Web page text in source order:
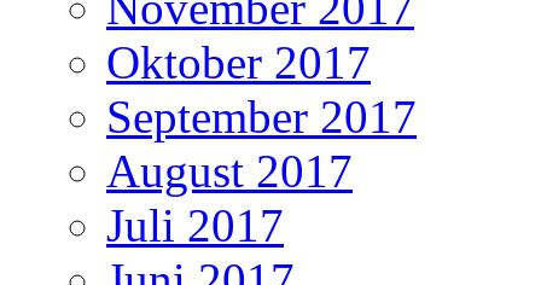
Oktober 2017
September 2017
August 2017
Juli 2017